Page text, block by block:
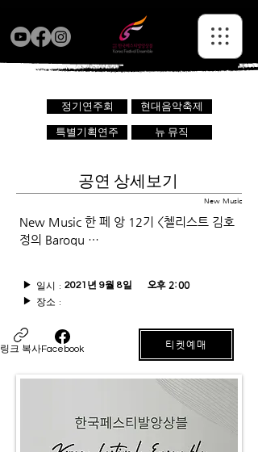
정기연주회 현대음악축제
특별기획연주 뉴 뮤직
공연 상세보기
New Music
New Music 한 페 앙 12기 <첼리스트 김호
정의 Baroqu …
2021년 9월 8일
일시 :
▶ 오후 2:00
▶ 장소 :
링크 복사Facebook 티켓예매